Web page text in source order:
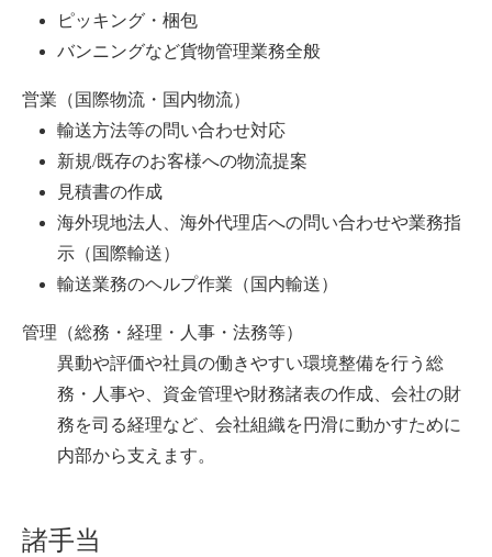
ピッキング・梱包
バンニングなど貨物管理業務全般
営業（国際物流・国内物流）
輸送方法等の問い合わせ対応
新規/既存のお客様への物流提案
見積書の作成
海外現地法人、海外代理店への問い合わせや業務指
示（国際輸送）
輸送業務のヘルプ作業（国内輸送）
管理（総務・経理・人事・法務等）
異動や評価や社員の働きやすい環境整備を行う総
務・人事や、資金管理や財務諸表の作成、会社の財
務を司る経理など、会社組織を円滑に動かすために
内部から支えます。
諸手当